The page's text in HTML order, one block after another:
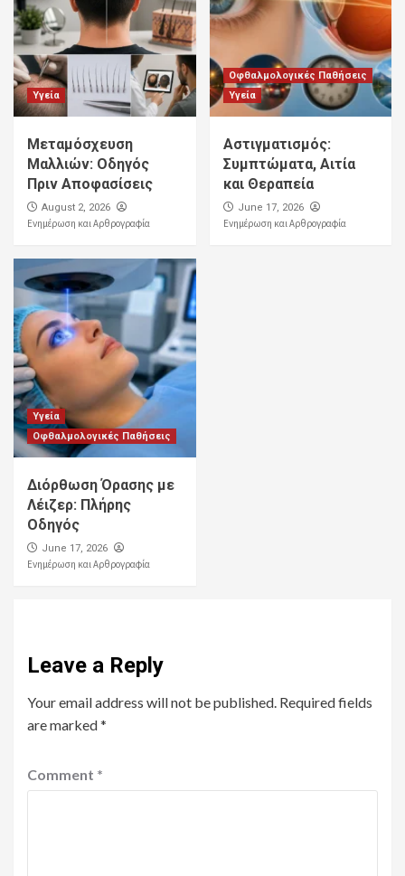
Υγεία
Μεταμόσχευση
Μαλλιών: Οδηγός
Πριν Αποφασίσεις
August 2, 2026
Ενημέρωση και Αρθρογραφία
Οφθαλμολογικές Παθήσεις
Υγεία
Αστιγματισμός:
Συμπτώματα, Αιτία
και Θεραπεία
June 17, 2026
Ενημέρωση και Αρθρογραφία
Υγεία
Οφθαλμολογικές Παθήσεις
Διόρθωση Όρασης με
Λέιζερ: Πλήρης
Οδηγός
June 17, 2026
Ενημέρωση και Αρθρογραφία
Leave a Reply
Your email address will not be published. Required fields
are marked*
Comment *